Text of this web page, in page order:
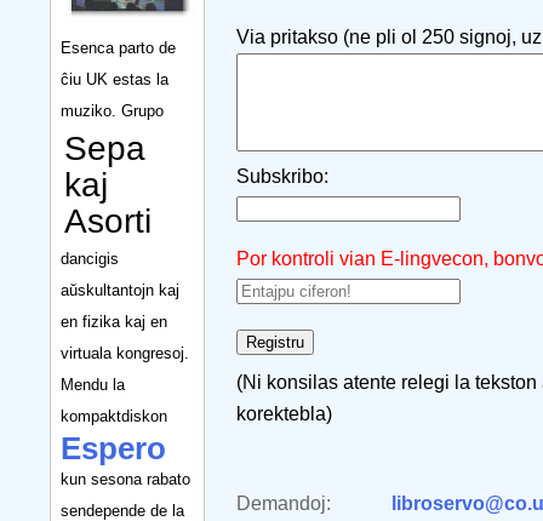
Esenca parto de
ĉiu UK estas la
muziko. Grupo
Sepa
kaj
Asorti
dancigis
aŭskultantojn kaj
en fizika kaj en
virtuala kongresoj.
Mendu la
kompaktdiskon
Espero
kun sesona rabato
sendepende de la
Via pritakso (ne pli ol 250 signoj,
Subskribo:
Por kontroli vian E-lingvecon,
(Ni konsilas atente relegi la
korektebla)
Demandoj: